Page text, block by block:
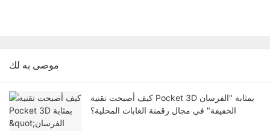
موصى به لك
كيف أصبحت تقنية Pocket 3D بمثابة "الفرسان
الخفيفة" في مجال رقمنة الغابات المحلية؟